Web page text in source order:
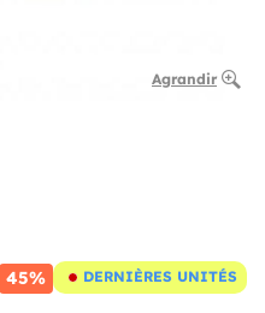
Agrandir
45% DERNIÈRES UNITÉS